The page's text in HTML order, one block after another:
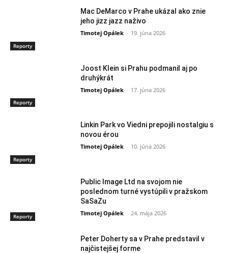
Reporty
Mac DeMarco v Prahe ukázal ako znie
jeho jizz jazz naživo
Timotej Opálek - 19. júna 2026
Reporty
Joost Klein si Prahu podmanil aj po
druhýkrát
Timotej Opálek - 17. júna 2026
Reporty
Linkin Park vo Viedni prepojili nostalgiu s
novou érou
Timotej Opálek - 10. júna 2026
Reporty
Public Image Ltd na svojom nie
poslednom turné vystúpili v pražskom
SaSaZu
Timotej Opálek - 24. mája 2026
Peter Doherty sa v Prahe predstavil v
najčistejšej forme